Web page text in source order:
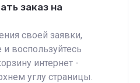
заказ на
своей заявки,
и воспользуйтесь
интернет -
углу страницы.